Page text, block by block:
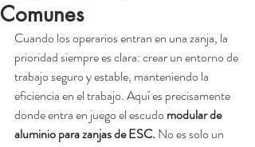
Comunes
Cuando los operarios entran en una zanja, la
prioridad siempre es clara: crear un entorno de
trabajo seguro y estable, manteniendo la
eficiencia en el trabajo. Aquí es precisamente
donde entra en juego el escudo modular de
aluminio para zanjas de ESC. No es solo un